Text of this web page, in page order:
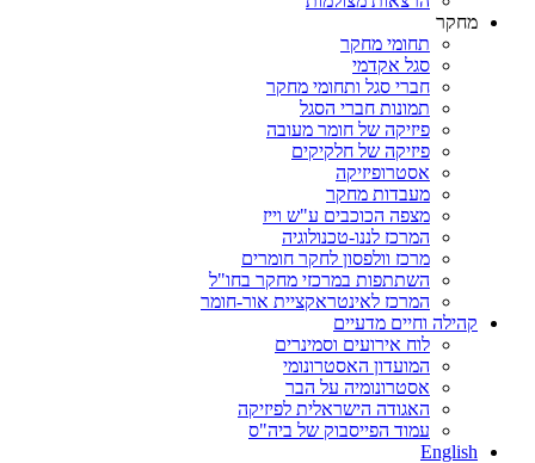
מחקר
תחומי מחקר
סגל אקדמי
חברי סגל ותחומי מחקר
תמונות חברי הסגל
פיזיקה של חומר מעובה
פיזיקה של חלקיקים
אסטרופיזיקה
מעבדות מחקר
מצפה הכוכבים ע"ש וייז
המרכז לננו-טכנולוגיה
מרכז וולפסון לחקר חומרים
השתתפות במרכזי מחקר בחו"ל
המרכז לאינטראקציית אור-חומר
קהילה וחיים מדעיים
לוח אירועים וסמינרים
המועדון האסטרונומי
אסטרונומיה על הבר
האגודה הישראלית לפיזיקה
עמוד הפייסבוק של ביה"ס
English